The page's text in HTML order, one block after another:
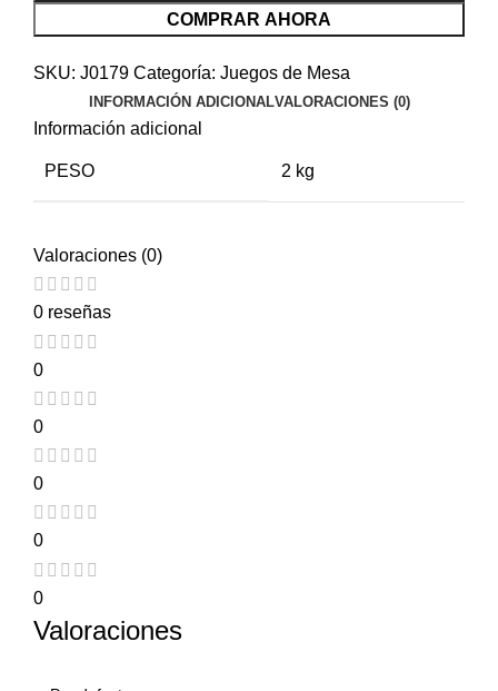
COMPRAR AHORA
SKU: J0179 Categoría: Juegos de Mesa
INFORMACIÓN ADICIONALVALORACIONES (0)
Información adicional
PESO 2 kg
Valoraciones (0)
0 reseñas
0
0
0
0
0
Valoraciones